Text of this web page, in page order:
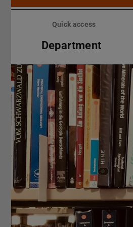
Skip
Quick access
Department